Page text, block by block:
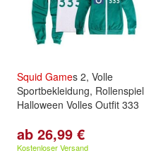
Squid Games 2, Volle
Sportbekleidung, Rollenspiel
Halloween Volles Outfit 333
ab 26,99 €
Kostenloser Versand